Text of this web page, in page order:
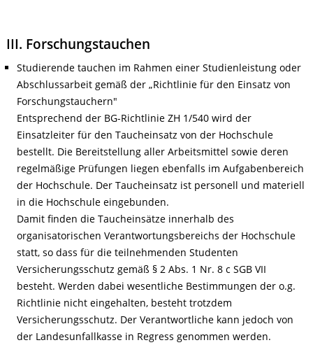
III. Forschungstauchen
Studierende tauchen im Rahmen einer Studienleistung oder
Abschlussarbeit gemäß der „Richtlinie für den Einsatz von
Forschungstauchern"
Entsprechend der BG-Richtlinie ZH 1/540 wird der
Einsatzleiter für den Taucheinsatz von der Hochschule
bestellt. Die Bereitstellung aller Arbeitsmittel sowie deren
regelmäßige Prüfungen liegen ebenfalls im Aufgabenbereich
der Hochschule. Der Taucheinsatz ist personell und materiell
in die Hochschule eingebunden.
Damit finden die Taucheinsätze innerhalb des
organisatorischen Verantwortungsbereichs der Hochschule
statt, so dass für die teilnehmenden Studenten
Versicherungsschutz gemäß § 2 Abs. 1 Nr. 8 c SGB VII
besteht. Werden dabei wesentliche Bestimmungen der o.g.
Richtlinie nicht eingehalten, besteht trotzdem
Versicherungsschutz. Der Verantwortliche kann jedoch von
der Landesunfallkasse in Regress genommen werden.